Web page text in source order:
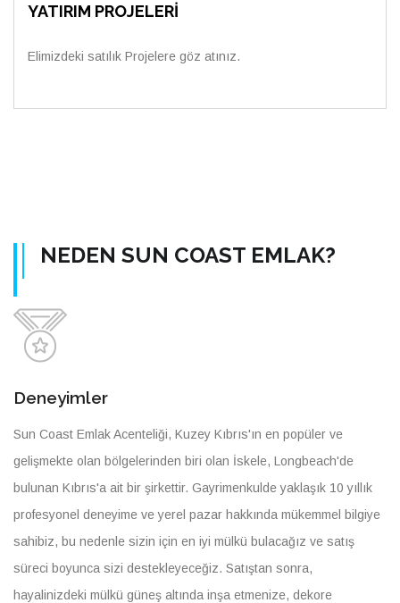
YATIRIM PROJELERİ
Elimizdeki satılık Projelere göz atınız.
NEDEN SUN COAST EMLAK?
Deneyimler
Sun Coast Emlak Acenteliği, Kuzey Kıbrıs'ın en popüler ve
gelişmekte olan bölgelerinden biri olan İskele, Longbeach'de
bulunan Kıbrıs'a ait bir şirkettir. Gayrimenkulde yaklaşık 10 yıllık
profesyonel deneyime ve yerel pazar hakkında mükemmel bilgiye
sahibiz, bu nedenle sizin için en iyi mülkü bulacağız ve satış
süreci boyunca sizi destekleyeceğiz. Satıştan sonra,
hayalinizdeki mülkü güneş altında inşa etmenize, dekore